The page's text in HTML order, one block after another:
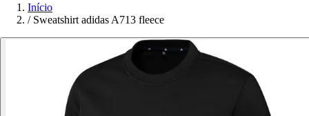
Início
/ Sweatshirt adidas A713 fleece